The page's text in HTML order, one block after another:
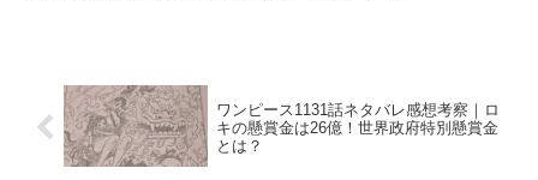
ワンピース1131話ネタバレ感想考察｜ロ
キの懸賞金は26億！世界政府特別懸賞金
とは？